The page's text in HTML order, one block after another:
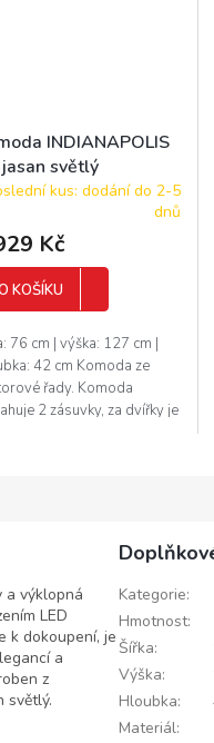
INDIANAPOLIS
světlý
kus: dodání do 2-5
dnů
Kč
KOŠÍKU
76 cm | výška: 127 cm |
42 cm Komoda ze
řady. Komoda
2 zásuvky, za dvířky je
a výklopná
LED
k dokoupení, je
a
z
světlý.
Kategorie:
Hmotnost:
Šířka:
Výška:
Hloubka:
Materiál: